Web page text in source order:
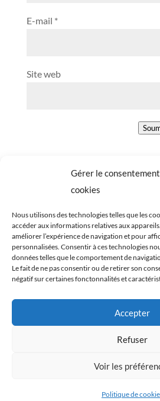
Gérer le
cookies
Nous utilisons des technologies telles que les
accéder aux informations relatives aux
améliorer l’expérience de navigation et pour
personnalisées. Consentir à ces technologies
données telles que le comportement de
Le fait de ne pas consentir ou de retirer son
négatif sur certaines fonctonnalités et
Accepter
Refuser
Voir les
Politique de
E-mail *
Site web
Tous les éléments du blog
recettes, photographies)
exclusive. Ils sont protégés par
reproduction, de tout ou en